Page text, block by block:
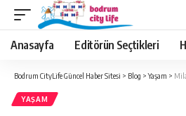
Anasayfa Editörün Seçtikleri
Bodrum CityLife Güncel Haber Sitesi > Blog >Yaşam >
YAŞAM